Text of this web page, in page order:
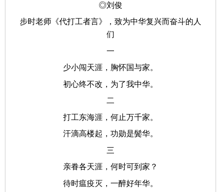
◎刘俊
步时老师《代打工者言》，致为中华复兴而奋斗的人
们
一
少小闯天涯，胸怀国与家。
初心终不改，为了我中华。
二
打工东海涯，何止万千家。
汗滴高楼起，功勋是鬓华。
三
亲眷各天涯，何时可到家？
待时瘟疫灭，一醉好年华。